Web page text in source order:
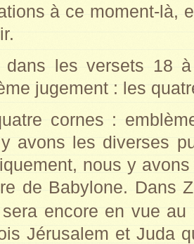
à ce moment-là,
dans les versets 18
jugement : les
cornes :
avons les diverses
nous y
de Babylone. Dans
sera encore en vue
Jérusalem et Juda